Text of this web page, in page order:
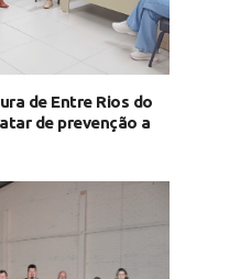
de Entre Rios do
de prevenção a